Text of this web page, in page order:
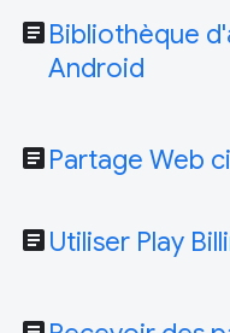
article Bibliothèque
Android
article Partage Web
article Utiliser Play